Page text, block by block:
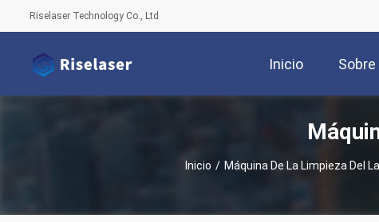
Riselaser Technology Co., Ltd
Inicio
Inicio / Máquina De La Limpieza Del